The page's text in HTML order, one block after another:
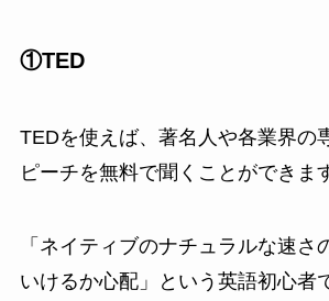
①TED
TEDを使えば、著名人や各業界の
ピーチを無料で聞くことができま
「ネイティブのナチュラルな速さ
いけるか心配」という英語初心者